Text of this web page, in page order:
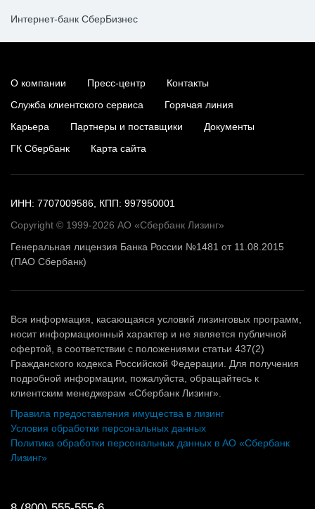
Интернет-банк СберБизнес
О компании Пресс-центр
Контакты
Служба клиентского сервиса
Горячая линия
Карьера
Партнеры и поставщики
Документы
ГК Сбербанк
Карта сайта
ИНН: 7707009586, КПП: 997950001
Copyright © 1999-2026 АО «Сбербанк Лизинг»
Генеральная лицензия Банка России №1481 от 11.08.2015
(ПАО Сбербанк)
Вся информация, касающаяся условий лизинговых программ,
носит информационный характер и не является публичной
офертой, в соответствии с положениями статьи 437(2)
Гражданского кодекса Российской Федерации. Для получения
подробной информации, пожалуйста, обращайтесь к
клиентским менеджерам «Сбербанк Лизинг».
Правила предоставления имущества в лизинг
Условия обработки персональных данных
Политика обработки персональных данных в АО «Сбербанк
Лизинг»